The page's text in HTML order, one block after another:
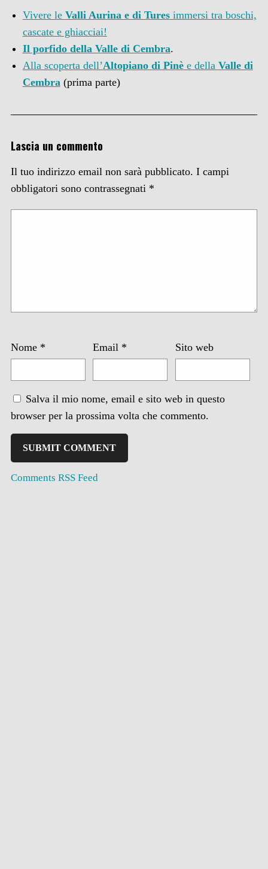
Vivere le Valli Aurina e di Turesimmersi tra boschi,
cascate e ghiacciai!
Il porfido della Valle di Cembra.
Alla scoperta dell’Altopiano di Pinèe della Valle di
Cembra(prima parte)
Lascia un commento
Il tuo indirizzo email non sarà pubblicato. I campi
obbligatori sono contrassegnati *
Nome * Email * Sito web
Salva il mio nome, email e sito web in questo
browser per la prossima volta che commento.
Comments RSS Feed